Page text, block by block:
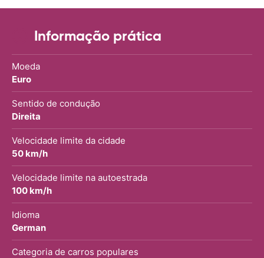
Informação prática
Moeda
Euro
Sentido de condução
Direita
Velocidade limite da cidade
50 km/h
Velocidade limite na autoestrada
100 km/h
Idioma
German
Categoria de carros populares